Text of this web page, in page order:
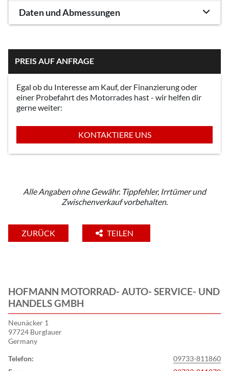
Daten und Abmessungen
PREIS AUF ANFRAGE
Egal ob du Interesse am Kauf, der Finanzierung oder
einer Probefahrt des Motorrades hast - wir helfen dir
gerne weiter:
KONTAKTIERE UNS
Alle Angaben ohne Gewähr. Tippfehler, Irrtümer und
Zwischenverkauf vorbehalten.
ZURÜCK TEILEN
HOFMANN MOTORRAD- AUTO- SERVICE- UND
HANDELS GMBH
Neunäcker 1
97724 Burglauer
Germany
Telefon:
09733-811860